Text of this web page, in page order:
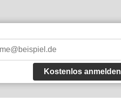
Kostenlos anmelden